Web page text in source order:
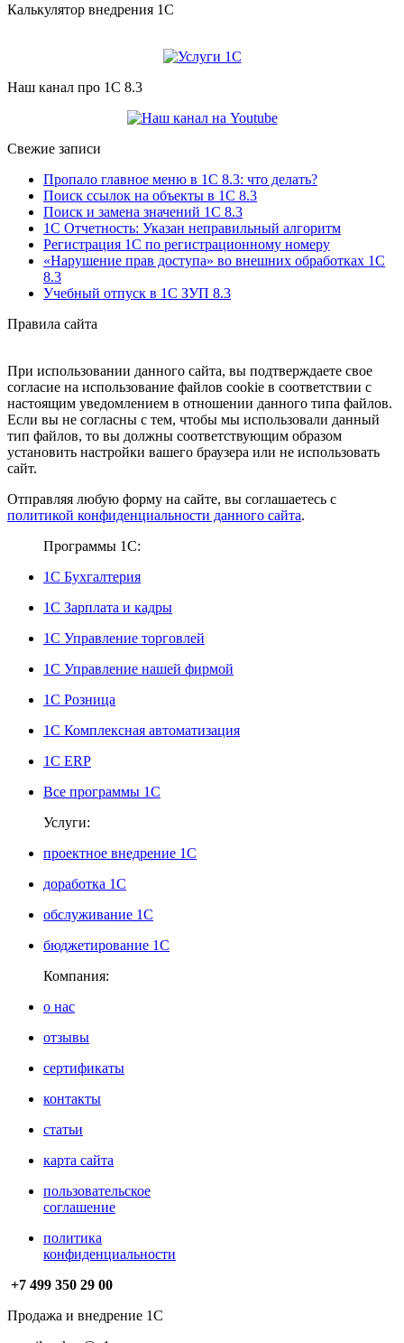
Калькулятор внедрения 1C
Наш канал про 1С 8.3
Свежие записи
Пропало главное меню в 1С 8.3: что делать?
Поиск ссылок на объекты в 1С 8.3
Поиск и замена значений 1С 8.3
1С Отчетность: Указан неправильный алгоритм
Регистрация 1С по регистрационному номеру
«Нарушение прав доступа» во внешних обработках 1С
8.3
Учебный отпуск в 1С ЗУП 8.3
Правила сайта
При использовании данного сайта, вы подтверждаете свое
согласие на использование файлов cookie в соответствии с
настоящим уведомлением в отношении данного типа файлов.
Если вы не согласны с тем, чтобы мы использовали данный
тип файлов, то вы должны соответствующим образом
установить настройки вашего браузера или не использовать
сайт.
Отправляя любую форму на сайте, вы соглашаетесь с
политикой конфиденциальности данного сайта.
Программы 1С:
1С Бухгалтерия
1С Зарплата и кадры
1С Управление торговлей
1С Управление нашей фирмой
1С Розница
1С Комплексная автоматизация
1С ERP
Все программы 1С
Услуги:
проектное внедрение 1С
доработка 1С
обслуживание 1С
бюджетирование 1С
Компания:
о нас
отзывы
сертификаты
контакты
статьи
карта сайта
пользовательское
соглашение
политика
конфиденциальности
+7 499 350 29 00
Продажа и внедрение 1С